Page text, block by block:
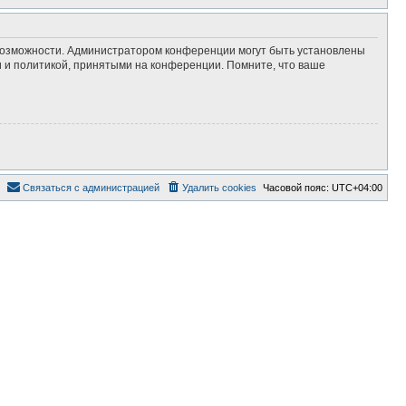
Администратором конференции могут быть установлены
и политикой, принятыми на конференции. Помните, что ваше
Часовой пояс: UTC+04:00
Удалить cookies
Связаться с администрацией